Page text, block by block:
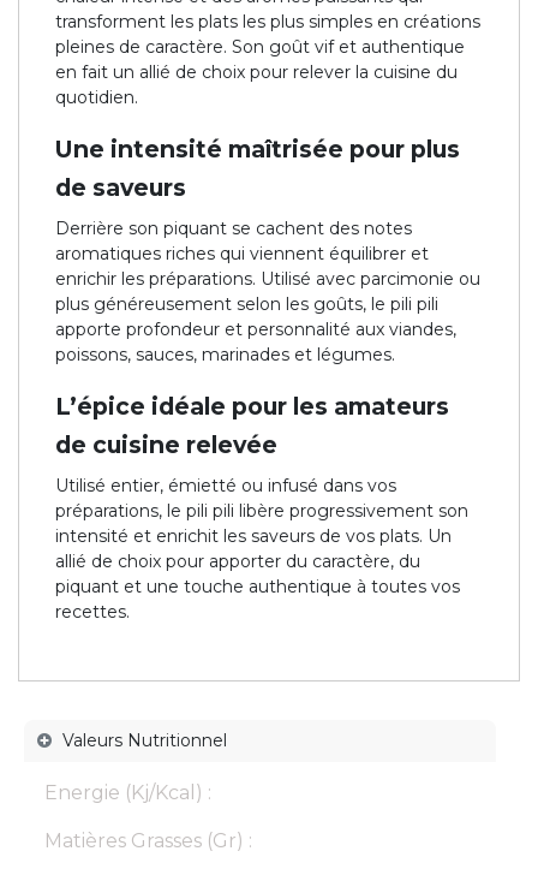
transforment les plats les plus simples en créations
pleines de caractère. Son goût vif et authentique
en fait un allié de choix pour relever la cuisine du
quotidien.
Une intensité maîtrisée pour plus
de saveurs
Derrière son piquant se cachent des notes
aromatiques riches qui viennent équilibrer et
enrichir les préparations. Utilisé avec parcimonie ou
plus généreusement selon les goûts, le pili pili
apporte profondeur et personnalité aux viandes,
poissons, sauces, marinades et légumes.
L’épice idéale pour les amateurs
de cuisine relevée
Utilisé entier, émietté ou infusé dans vos
préparations, le pili pili libère progressivement son
intensité et enrichit les saveurs de vos plats. Un
allié de choix pour apporter du caractère, du
piquant et une touche authentique à toutes vos
recettes.
Valeurs Nutritionnel
Energie (Kj/Kcal) :
Matières Grasses (Gr) :